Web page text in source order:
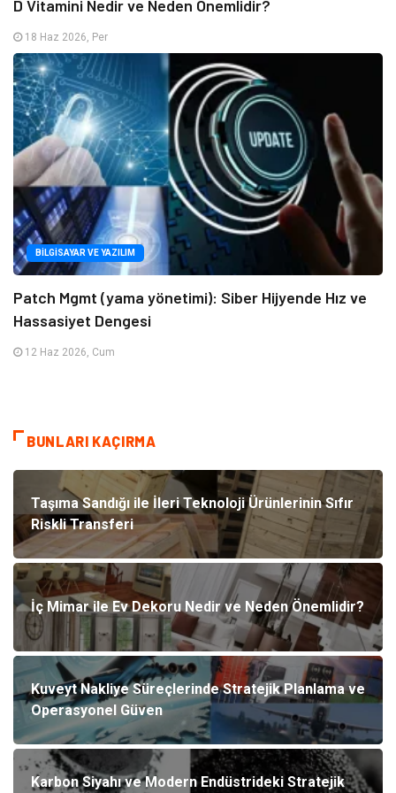
D Vitamini Nedir ve Neden Önemlidir?
18 Haz 2026, Per
BILGISAYAR VE YAZILIM
Patch Mgmt (yama yönetimi): Siber Hijyende Hız ve
Hassasiyet Dengesi
12 Haz 2026, Cum
BUNLARI KAÇIRMA
Taşıma Sandığı ile İleri Teknoloji Ürünlerinin Sıfır
Riskli Transferi
İç Mimar ile Ev Dekoru Nedir ve Neden Önemlidir?
Kuveyt Nakliye Süreçlerinde Stratejik Planlama ve
Operasyonel Güven
Karbon Siyahı ve Modern Endüstrideki Stratejik